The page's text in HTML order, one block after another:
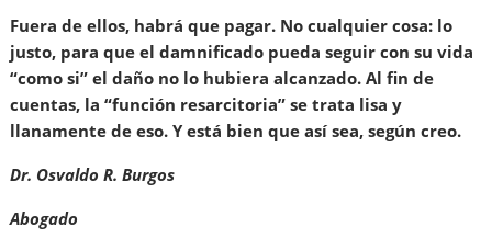
Fuera de ellos, habrá que pagar. No cualquier cosa: lo
justo, para que el damnificado pueda seguir con su vida
“como si” el daño no lo hubiera alcanzado. Al fin de
cuentas, la “función resarcitoria” se trata lisa y
llanamente de eso. Y está bien que así sea, según creo.
Dr. Osvaldo R. Burgos
Abogado